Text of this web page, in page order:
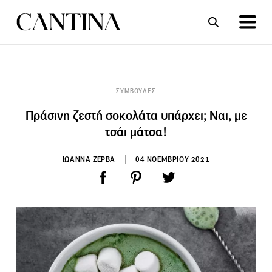
ΣΥΜΒΟΥΛΕΣ
Πράσινη ζεστή σοκολάτα υπάρχει; Ναι, με
τσάι μάτσα!
ΙΩΑΝΝΑ ΖΕΡΒΑ 04 ΝΟΕΜΒΡΙΟΥ 2021